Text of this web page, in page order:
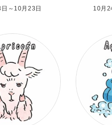
～10月23日 10月